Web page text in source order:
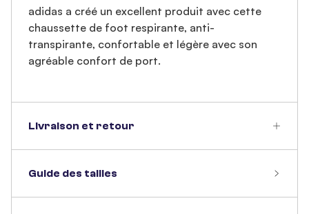
adidas a créé un excellent produit avec cette
chaussette de foot respirante, anti-
transpirante, confortable et légère avec son
agréable confort de port.
Livraison et retour
Guide des tailles